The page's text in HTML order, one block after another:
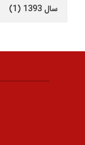
سال 1393 (1)